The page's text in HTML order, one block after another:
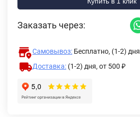
Заказать через:
Самовывоз: Бесплатно, (1-2) дня
Доставка: (1-2) дня, от 500 ₽